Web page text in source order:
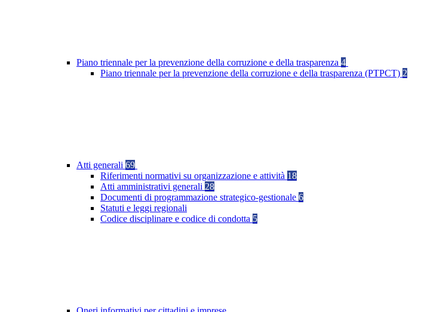
Piano triennale per la prevenzione della corruzione e della trasparenza 4
Piano triennale per la prevenzione della corruzione e della trasparenza (PTPCT) 2
Atti generali 69
Riferimenti normativi su organizzazione e attività 18
Atti amministrativi generali 28
Documenti di programmazione strategico-gestionale 6
Statuti e leggi regionali
Codice disciplinare e codice di condotta 5